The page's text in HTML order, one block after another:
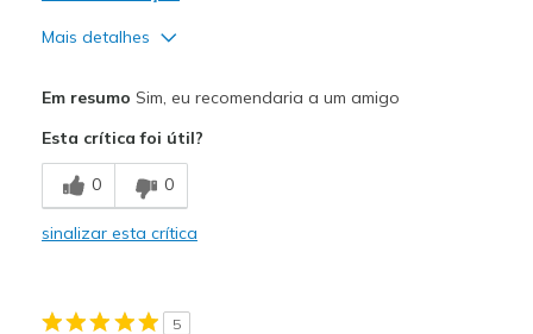
Mais detalhes
Breathe Well
Comfortable
Em resumo Sim, eu recomendaria a um amigo
Esta crítica foi útil?
0 0
sinalizar esta crítica
5